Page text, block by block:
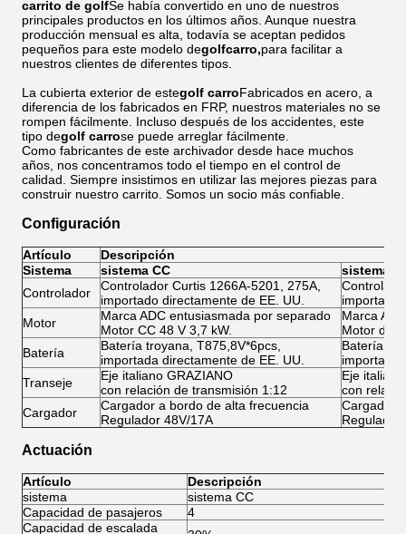
carrito de golfSe había convertido en uno de nuestros
principales productos en los últimos años. Aunque nuestra
producción mensual es alta, todavía se aceptan pedidos
pequeños para este modelo degolfcarro,para facilitar a
nuestros clientes de diferentes tipos.
La cubierta exterior de estegolf carroFabricados en acero, a
diferencia de los fabricados en FRP, nuestros materiales no se
rompen fácilmente. Incluso después de los accidentes, este
tipo degolf carrose puede arreglar fácilmente.
Como fabricantes de este archivador desde hace muchos
años, nos concentramos todo el tiempo en el control de
calidad. Siempre insistimos en utilizar las mejores piezas para
construir nuestro carrito. Somos un socio más confiable.
Configuración
Artículo
Descripción
Sistema
sistema CC
sistema
Controlador
Controlador Curtis 1266A-5201, 275A,
importado directamente de EE. UU.
importado
Motor
Marca ADC entusiasmada por separado
Motor CC 48 V 3,7 kW.
Marca
Motor de
Batería
Batería troyana, T875,8V*6pcs,
importada directamente de EE. UU.
Batería
importada
Transeje
Eje italiano GRAZIANO
con relación de transmisión 1:12
Eje
con
Cargador
Cargador a bordo de alta frecuencia
Regulador 48V/17A
Cargador
Regulador
Actuación
Artículo
Descripción
sistema
sistema CC
Capacidad de pasajeros
4
Capacidad de escalada